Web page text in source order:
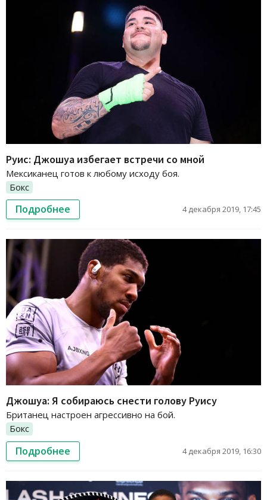
Руис: Джошуа избегает встречи со мной
Мексиканец готов к любому исходу боя.
Бокс
Подробнее 4 декабря 2019, 17:45
Джошуа: Я собираюсь снести голову Руису
Британец настроен агрессивно на бой.
Бокс
Подробнее 4 декабря 2019, 16:30